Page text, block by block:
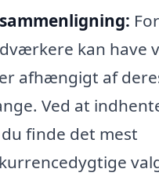
kan have
afhængigt af
Ved at
finde det mest